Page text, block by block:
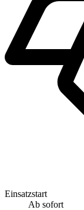
Einsatzstart
Ab sofort